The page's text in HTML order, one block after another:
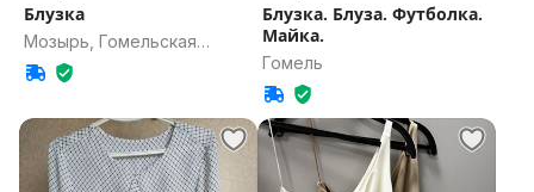
Блузка
Мозырь, Гомельская
область
Блузка. Блуза. Футболка.
Майка.
Гомель